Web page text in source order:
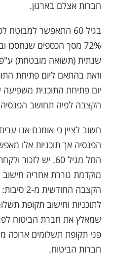
חברות אצלם בארגון.
בגיל 60 התאפשר
72% מסך הכספים שנחסכו
שנתית (תשואה מובטחת)
וזאת בהתאם ליום פתיחת
יום פתיחת התוכנית
הקצבה לפיה תחושב
חשוב לציין כי אומנם אנו
הפנסיה אך תוכניות אלו
החל מגיל 60. יש
מוקדמת גוררת אחריה
הקצבה
לתוכניות וחישוב תקופת
שמאלץ את חברת הביטוח
פני תקופת תשלומים ארוכה
חברות הביטוח.